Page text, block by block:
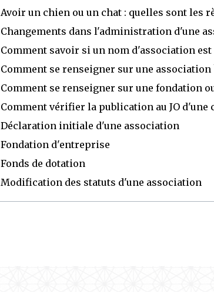
Avoir un chien ou un chat : quelles sont les
Changements dans l'administration d'une
Comment savoir si un nom d'association est
Comment se renseigner sur une association
Comment se renseigner sur une fondation
Comment vérifier la publication au JO d'une
Déclaration initiale d'une association
Fondation d'entreprise
Fonds de dotation
Modification des statuts d'une association